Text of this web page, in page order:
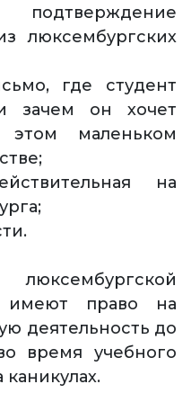
люксембургских
где студент
зачем он хочет
маленьком
на
имеют право на
деятельность до
время учебного
каникулах.